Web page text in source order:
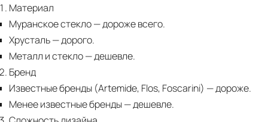
Материал
Муранское стекло— дороже всего.
Хрусталь— дорого.
Металл и стекло— дешевле.
Бренд
Известные бренды (Artemide, Flos, Foscarini) — дороже.
Менее известные бренды— дешевле.